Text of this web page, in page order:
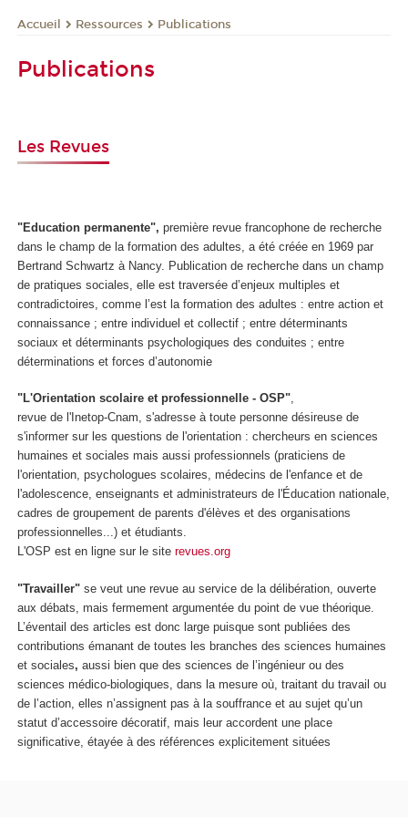
Accueil Ressources Publications
Publications
Les Revues
"Education permanente", première revue francophone de recherche
dans le champ de la formation des adultes, a été créée en 1969 par
Bertrand Schwartz à Nancy. Publication de recherche dans un champ
de pratiques sociales, elle est traversée d’enjeux multiples et
contradictoires, comme l’est la formation des adultes : entre action et
connaissance ; entre individuel et collectif ; entre déterminants
sociaux et déterminants psychologiques des conduites ; entre
déterminations et forces d’autonomie
"L'Orientation scolaire et professionnelle - OSP",
revue de l'Inetop-Cnam, s'adresse à toute personne désireuse de
s'informer sur les questions de l'orientation : chercheurs en sciences
humaines et sociales mais aussi professionnels (praticiens de
l'orientation, psychologues scolaires, médecins de l'enfance et de
l'adolescence, enseignants et administrateurs de l'Éducation nationale,
cadres de groupement de parents d'élèves et des organisations
professionnelles...) et étudiants.
L'OSP est en ligne sur le site revues.org
"Travailler" se veut une revue au service de la délibération, ouverte
aux débats, mais fermement argumentée du point de vue théorique.
L’éventail des articles est donc large puisque sont publiées des
contributions émanant de toutes les branches des sciences humaines
et sociales, aussi bien que des sciences de l’ingénieur ou des
sciences médico-biologiques, dans la mesure où, traitant du travail ou
de l’action, elles n’assignent pas à la souffrance et au sujet qu’un
statut d’accessoire décoratif, mais leur accordent une place
significative, étayée à des références explicitement situées